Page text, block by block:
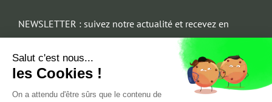
NEWSLETTER : suivez notre actualité et recevez en
cadeau un parcours architectural du Marais
Email
Salut c'est nous...
les Cookies !
On a attendu d'être sûrs que le contenu de